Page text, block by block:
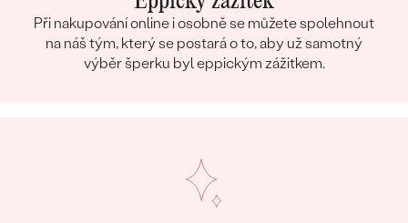
Při nakupování online i osobně se můžete spolehnout
na náš tým, který se postará o to, aby už samotný
výběr šperku byl eppickým zážitkem.